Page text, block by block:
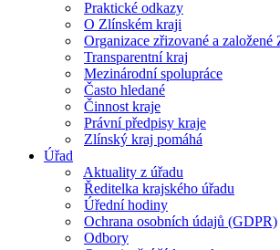
Praktické odkazy
O Zlínském kraji
Organizace zřizované a založené
Transparentní kraj
Mezinárodní spolupráce
Často hledané
Činnost kraje
Právní předpisy kraje
Zlínský kraj pomáhá
Úřad
Aktuality z úřadu
Ředitelka krajského úřadu
Úřední hodiny
Ochrana osobních údajů (GDPR)
Odbory